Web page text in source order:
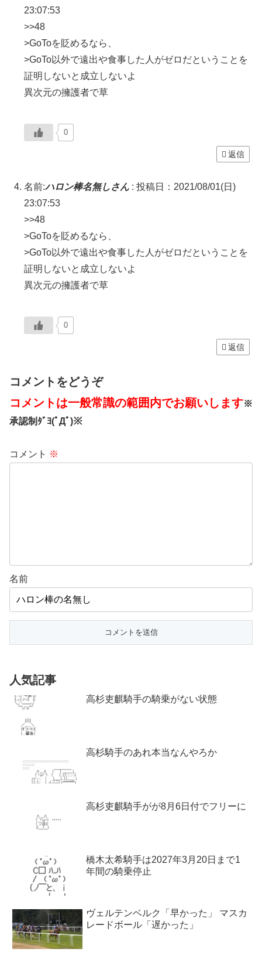
23:07:53
>>48
>GoToを貶めるなら、
>GoTo以外で遠出や食事した人がゼロだということを
証明しないと成立しないよ
異次元の擁護者で草
0
返信
名前:ハロン棒名無しさん : 投稿日：2021/08/01(日)
23:07:53
>>48
>GoToを貶めるなら、
>GoTo以外で遠出や食事した人がゼロだということを
証明しないと成立しないよ
異次元の擁護者で草
0
返信
コメントをどうぞ
コメントは一般常識の範囲内でお願いします※
承認制ﾀﾞﾖ(ﾟДﾟ)※
コメント ※
名前
人気記事
高杉吏麒騎手の騎乗がない状態
高杉騎手のあれ本当なんやろか
高杉吏麒騎手がが8月6日付でフリーに
橋木太希騎手は2027年3月20日まで1
年間の騎乗停止
ヴェルテンベルク「早かった」 マスカ
レードボール「遅かった」